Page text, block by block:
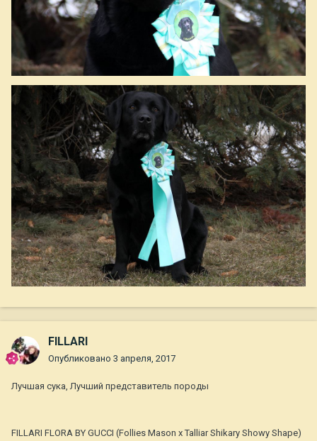
FILLARI
Опубликовано 3 апреля, 2017
Лучшая сука, Лучший представитель породы
FILLARI FLORA BY GUCCI (Follies Mason x Talliar Shikary Showy Shape)